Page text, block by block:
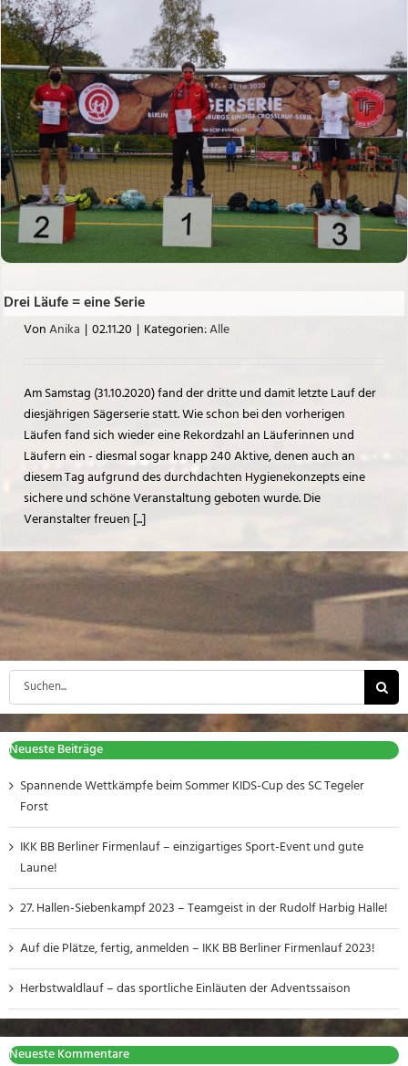
Drei Läufe = eine Serie
VonAnika | 02.11.20 | Kategorien:Alle
Am Samstag (31.10.2020) fand der dritte und damit letzte Lauf der
diesjährigen Sägerserie statt. Wie schon bei den vorherigen
Läufen fand sich wieder eine Rekordzahl an Läuferinnen und
Läufern ein - diesmal sogar knapp 240 Aktive, denen auch an
diesem Tag aufgrund des durchdachten Hygienekonzepts eine
sichere und schöne Veranstaltung geboten wurde. Die
Veranstalter freuen [...]
Suche
nach:
Neueste Beiträge
Spannende Wettkämpfe beim Sommer KIDS-Cup des SC Tegeler
Forst
IKK BB Berliner Firmenlauf – einzigartiges Sport-Event und gute
Laune!
27. Hallen-Siebenkampf 2023 – Teamgeist in der Rudolf Harbig Halle!
Auf die Plätze, fertig, anmelden – IKK BB Berliner Firmenlauf 2023!
Herbstwaldlauf – das sportliche Einläuten der Adventssaison
Neueste Kommentare